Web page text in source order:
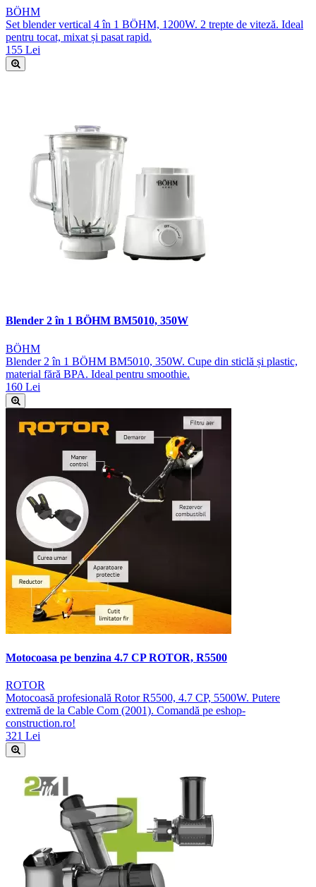
BÖHM
Set blender vertical 4 în 1 BÖHM, 1200W. 2 trepte de viteză. Ideal
pentru tocat, mixat și pasat rapid.
155 Lei
Blender 2 în 1 BÖHM BM5010, 350W
BÖHM
Blender 2 în 1 BÖHM BM5010, 350W. Cupe din sticlă și plastic,
material fără BPA. Ideal pentru smoothie.
160 Lei
Motocoasa pe benzina 4.7 CP ROTOR, R5500
ROTOR
Motocoasă profesională Rotor R5500, 4.7 CP, 5500W. Putere
extremă de la Cable Com (2001). Comandă pe eshop-
construction.ro!
321 Lei